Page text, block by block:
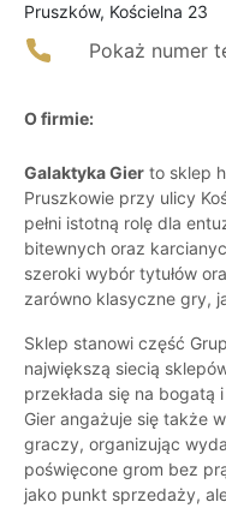
Pruszków, Kościelna 23
Pokaż numer
O firmie:
Galaktyka Gier to sklep
Pruszkowie przy ulicy
pełni istotną rolę dla
bitewnych oraz
szeroki wybór tytułów
zarówno klasyczne gry,
Sklep stanowi część
największą siecią
przekłada się na bogatą
Gier angażuje się także
graczy, organizując
poświęcone grom bez
jako punkt sprzedaży,